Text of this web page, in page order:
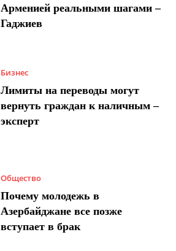
Арменией реальными шагами –
Гаджиев
Бизнес
Лимиты на переводы могут
вернуть граждан к наличным –
эксперт
Общество
Почему молодежь в
Азербайджане все позже
вступает в брак